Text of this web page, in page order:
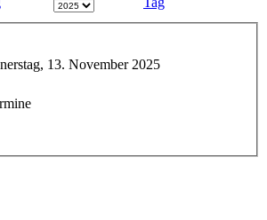
13. November 2025